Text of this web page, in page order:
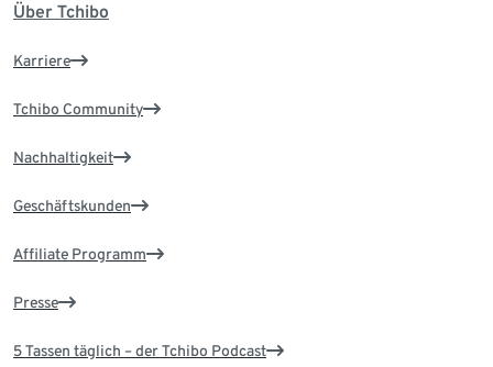
Über Tchibo
Karriere
Tchibo Community
Nachhaltigkeit
Geschäftskunden
Affiliate Programm
Presse
5 Tassen täglich – der Tchibo Podcast